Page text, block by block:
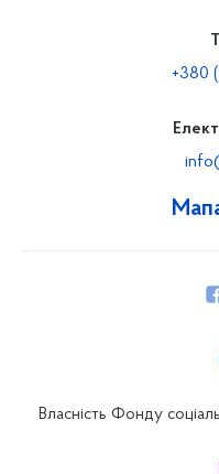
+380
Власність Фонду